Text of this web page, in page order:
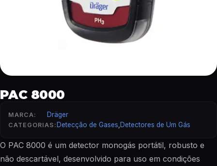
PAC 8000
MARCA: Dräger
CATEGORIAS: Detecção de Gases,Detectores de Um Gás
O PAC 8000 é um detector monogás portátil, robusto e
não descartável, desenvolvido para uso em condições